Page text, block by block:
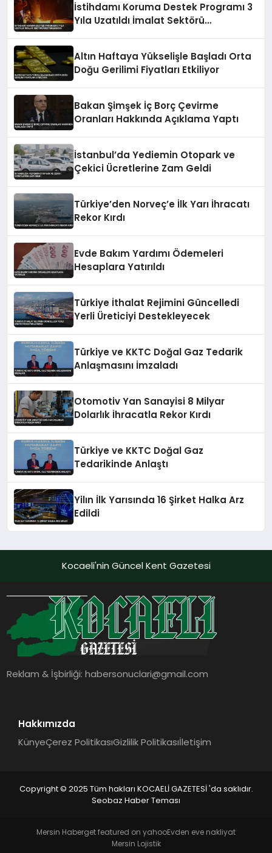
İstihdamı Koruma Destek Programı 3
Yıla Uzatıldı İmalat Sektörü
Altın Haftaya Yükselişle Başladı Orta
Doğu Gerilimi Fiyatları Etkiliyor
Bakan Şimşek İç Borç Çevirme
Oranları Hakkında Açıklama Yaptı
İstanbul’da Yediemin Otopark ve
Çekici Ücretlerine Zam Geldi
Türkiye’den Norveç’e İlk Yarı İhracatı
Rekor Kırdı
Evde Bakım Yardımı Ödemeleri
Hesaplara Yatırıldı
Türkiye İthalat Rejimini Güncelledi
Yerli Üreticiyi Destekleyecek
Türkiye ve KKTC Doğal Gaz Tedarik
Anlaşmasını İmzaladı
Otomotiv Yan Sanayisi 8 Milyar
Dolarlık İhracatla Rekor Kırdı
Türkiye ve KKTC Doğal Gaz
Tedarikinde Anlaştı
Yilın İlk Yarısında 16 Şirket Halka Arz
Edildi
Kocaeli'nin Güncel Kent Gazetesi
Reklam & İşbirliği:habersonuclari@gmail.com
Hakkımızda
KünyeÇerez PolitikasıGizlilik Politikasıİletişim
Copyright © 2025 Tüm hakları KOCAELİ GAZETESİ 'da saklıdır.
Seobaz Haber Teması
Mersin Haberget featured on yahooEvden eve nakliyat
Mersin Lojistik